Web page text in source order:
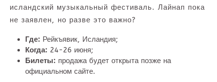
исландский музыкальный фестиваль. Лайнап пока
не заявлен, но разве это важно?
Где: Рейкъявик, Исландия;
Когда: 24-26 июня;
Билеты: продажа будет открыта позже на
официальном сайте.